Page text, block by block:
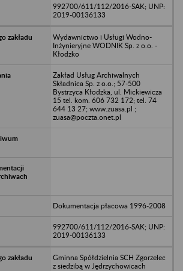
992700/611/112/2016-SAK; UNP:
2019-00136133
Wydawnictwo i Usługi Wodno-
Inżynieryjne WODNIK Sp. z o.o. -
Kłodzko
Zakład Usług Archiwalnych
Składnica Sp. z o.o.; 57-500
Bystrzyca Kłodzka, ul. Mickiewicza
15 tel. kom. 606 732 172; tel. 74
644 13 27; www.zuasa.pl ;
zuasa@poczta.onet.pl
Dokumentacja płacowa 1996-2008
992700/611/112/2016-SAK; UNP:
2019-00136133
Gminna Spółdzielnia SCH Zgorzelec
z siedzibą w Jędrzychowicach